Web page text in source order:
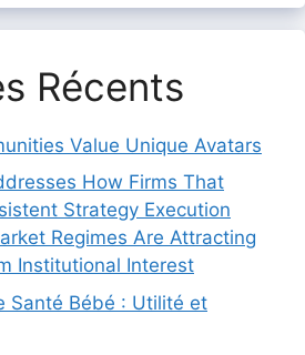
Récents
Value Unique Avatars
How Firms That
Strategy Execution
Regimes Are Attracting
Institutional Interest
Santé Bébé : Utilité et